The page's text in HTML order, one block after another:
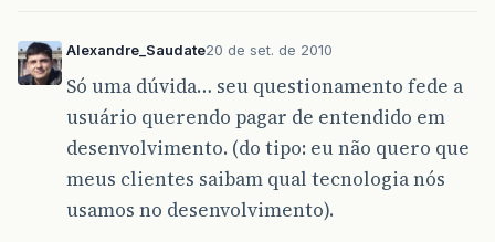
Alexandre_Saudate20 de set. de 2010
Só uma dúvida… seu questionamento fede a
usuário querendo pagar de entendido em
desenvolvimento. (do tipo: eu não quero que
meus clientes saibam qual tecnologia nós
usamos no desenvolvimento).